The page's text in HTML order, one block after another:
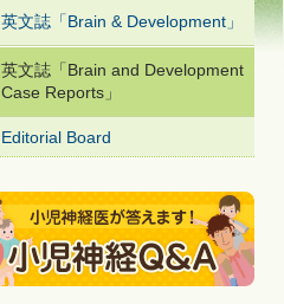
英文誌「Brain & Development」
英文誌「Brain and Development
Case Reports」
Editorial Board